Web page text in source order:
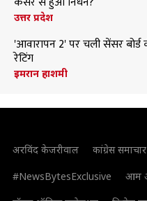
उत्तर प्रदेश
'आवारापन 2' पर चली सेंसर
रेटिंग
इमरान हाशमी
अरविंद केजरीवाल कांग्रेस समाचार
#NewsBytesExclusive
आम